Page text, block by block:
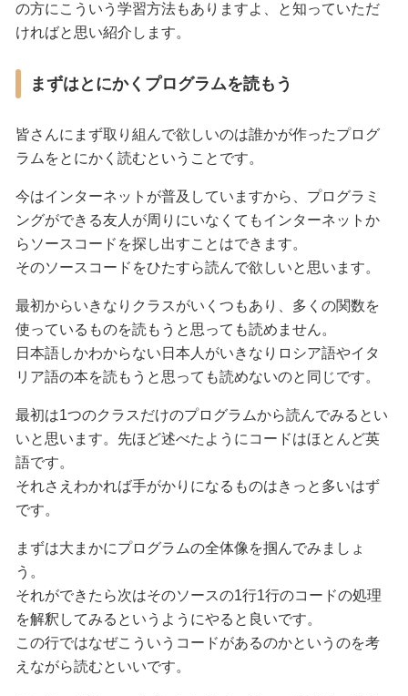
の方にこういう学習方法もありますよ、と知っていただ
ければと思い紹介します。
まずはとにかくプログラムを読もう
皆さんにまず取り組んで欲しいのは誰かが作ったプログ
ラムをとにかく読むということです。
今はインターネットが普及していますから、プログラミ
ングができる友人が周りにいなくてもインターネットか
らソースコードを探し出すことはできます。
そのソースコードをひたすら読んで欲しいと思います。
最初からいきなりクラスがいくつもあり、多くの関数を
使っているものを読もうと思っても読めません。
日本語しかわからない日本人がいきなりロシア語やイタ
リア語の本を読もうと思っても読めないのと同じです。
最初は1つのクラスだけのプログラムから読んでみるとい
いと思います。先ほど述べたようにコードはほとんど英
語です。
それさえわかれば手がかりになるものはきっと多いはず
です。
まずは大まかにプログラムの全体像を掴んでみましょ
う。
それができたら次はそのソースの1行1行のコードの処理
を解釈してみるというようにやると良いです。
この行ではなぜこういうコードがあるのかというのを考
えながら読むといいです。